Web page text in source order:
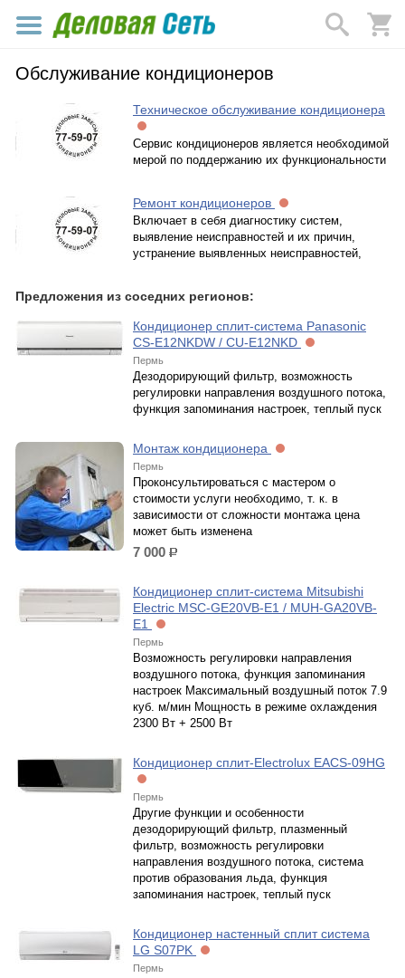
Обслуживание кондиционеров
Техническое обслуживание кондиционера
Сервис кондиционеров является необходимой
мерой по поддержанию их функциональности
Ремонт кондиционеров
Включает в себя диагностику систем,
выявление неисправностей и их причин,
устранение выявленных неисправностей,
Предложения из соседних регионов:
Кондиционер сплит-система Panasonic
CS-E12NKDW / CU-E12NKD
Пермь
Дезодорирующий фильтр, возможность
регулировки направления воздушного потока,
функция запоминания настроек, теплый пуск
Монтаж кондиционера
Пермь
Проконсультироваться с мастером о
стоимости услуги необходимо, т. к. в
зависимости от сложности монтажа цена
может быть изменена
7 000 р.
Кондиционер сплит-система Mitsubishi
Electric MSC-GE20VB-E1 / MUH-GA20VB-
E1
Пермь
Возможность регулировки направления
воздушного потока, функция запоминания
настроек Максимальный воздушный поток 7.9
куб. м/мин Мощность в режиме охлаждения
2300 Вт + 2500 Вт
Кондиционер сплит-Electrolux EACS-09HG
Пермь
Другие функции и особенности
дезодорирующий фильтр, плазменный
фильтр, возможность регулировки
направления воздушного потока, система
против образования льда, функция
запоминания настроек, теплый пуск
Кондиционер настенный сплит система
LG S07PK
Пермь